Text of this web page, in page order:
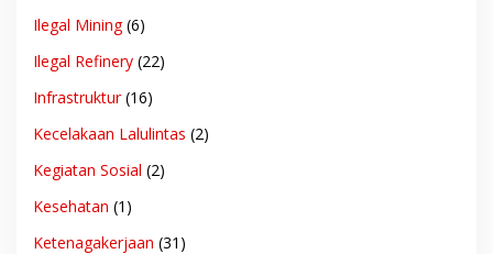
Ilegal Mining(6)
Ilegal Refinery (22)
Infrastruktur(16)
Kecelakaan Lalulintas (2)
Kegiatan Sosial (2)
Kesehatan (1)
Ketenagakerjaan (31)